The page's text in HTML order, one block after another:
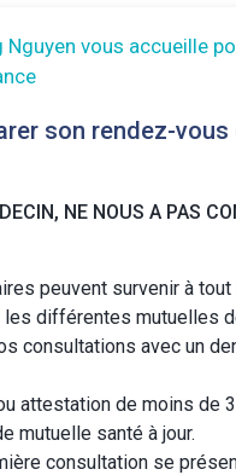
Nguyen vous accueille
son rendez-vous
NE NOUS A PAS
peuvent survenir à
les différentes mutuelles
consultations avec un
attestation de moins de
mutuelle santé à jour.
consultation se